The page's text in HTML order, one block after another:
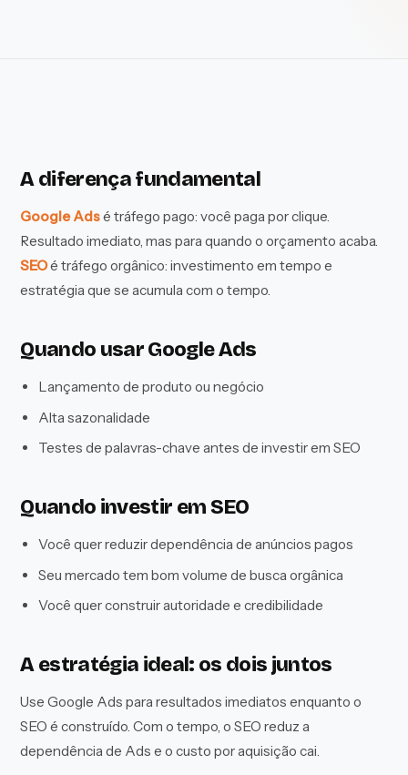
A diferença fundamental
Google Adsé tráfego pago: você paga por clique.
Resultado imediato, mas para quando o orçamento acaba.
SEOé tráfego orgânico: investimento em tempo e
estratégia que se acumula com o tempo.
Quando usar Google Ads
Lançamento de produto ou negócio
Alta sazonalidade
Testes de palavras-chave antes de investir em SEO
Quando investir em SEO
Você quer reduzir dependência de anúncios pagos
Seu mercado tem bom volume de busca orgânica
Você quer construir autoridade e credibilidade
A estratégia ideal: os dois juntos
Use Google Ads para resultados imediatos enquanto o
SEO é construído. Com o tempo, o SEO reduz a
dependência de Ads e o custo por aquisição cai.